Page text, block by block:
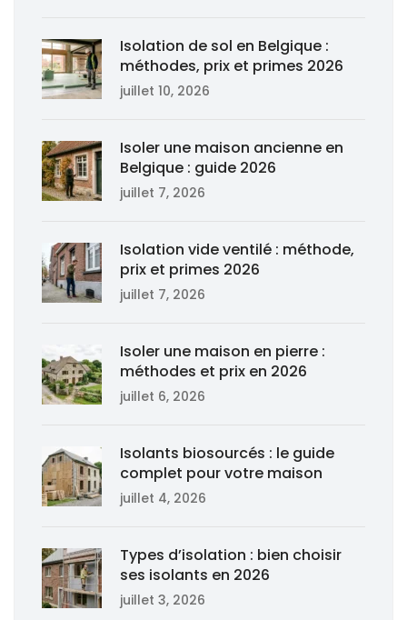
Isolation de sol en Belgique :
méthodes, prix et primes 2026
juillet 10, 2026
Isoler une maison ancienne en
Belgique : guide 2026
juillet 7, 2026
Isolation vide ventilé : méthode,
prix et primes 2026
juillet 7, 2026
Isoler une maison en pierre :
méthodes et prix en 2026
juillet 6, 2026
Isolants biosourcés : le guide
complet pour votre maison
juillet 4, 2026
Types d’isolation : bien choisir
ses isolants en 2026
juillet 3, 2026